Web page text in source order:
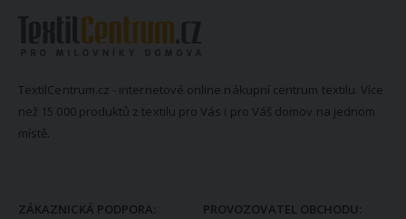
TextilCentrum.cz - internetové online nákupní centrum textilu. Více
než 15 000 produktů z textilu pro Vás i pro Váš domov na jednom
místě.
ZÁKAZNICKÁ PODPORA:
PROVOZOVATEL OBCHODU: